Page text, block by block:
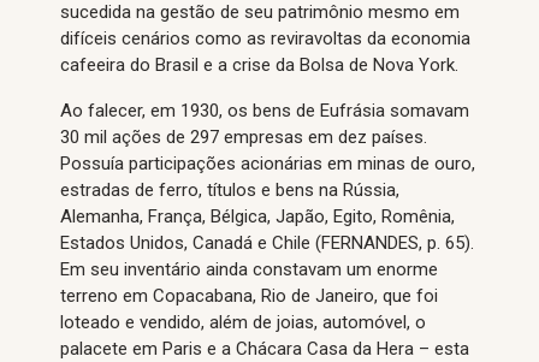
sucedida na gestão de seu patrimônio mesmo em
difíceis cenários como as reviravoltas da economia
cafeeira do Brasil e a crise da Bolsa de Nova York.
Ao falecer, em 1930, os bens de Eufrásia somavam
30 mil ações de 297 empresas em dez países.
Possuía participações acionárias em minas de ouro,
estradas de ferro, títulos e bens na Rússia,
Alemanha, França, Bélgica, Japão, Egito, Romênia,
Estados Unidos, Canadá e Chile (FERNANDES, p. 65).
Em seu inventário ainda constavam um enorme
terreno em Copacabana, Rio de Janeiro, que foi
loteado e vendido, além de joias, automóvel, o
palacete em Paris e a Chácara Casa da Hera – esta